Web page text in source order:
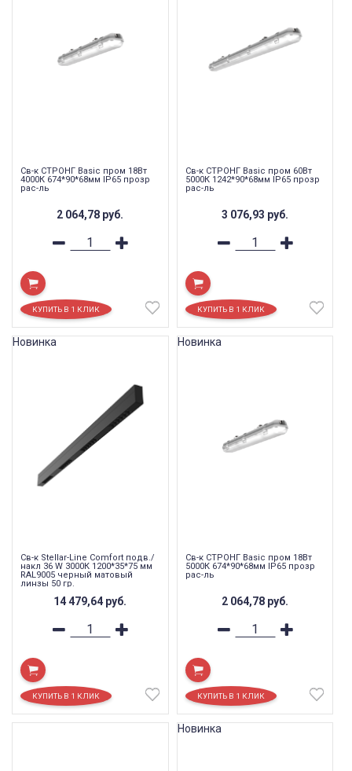
Св-к СТРОНГ Basic пром 18Вт
4000К 674*90*68мм IP65 прозр
рас-ль
2 064,78 руб.
Св-к СТРОНГ Basic пром 60Вт
5000К 1242*90*68мм IP65 прозр
рас-ль
3 076,93 руб.
Св-к Stellar-Line Сomfort подв./
накл 36 W 3000К 1200*35*75 мм
RAL9005 черный матовый
линзы 50 гр.
14 479,64 руб.
Новинка
Св-к СТРОНГ Basic пром 18Вт
5000К 674*90*68мм IP65 прозр
рас-ль
2 064,78 руб.
Новинка
Новинка